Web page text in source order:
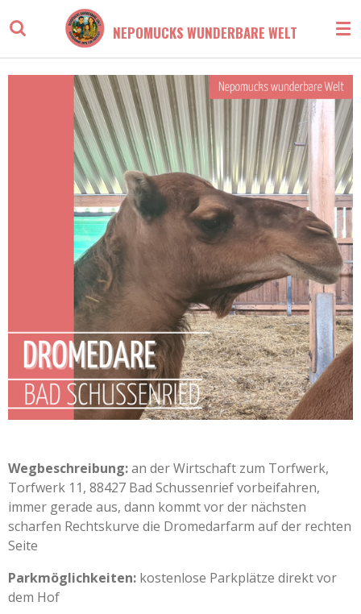
Hauptinhalt
NEPOMUCKS WUNDERBARE WELT
Wegbeschreibung:an der Wirtschaft zum Torfwerk,
Torfwerk 11, 88427 Bad Schussenrief vorbeifahren,
immer gerade aus, dann kommt vor der nächsten
scharfen Rechtskurve die Dromedarfarm auf der rechten
Seite
Parkmöglichkeiten: kostenlose Parkplätze direkt vor
dem Hof